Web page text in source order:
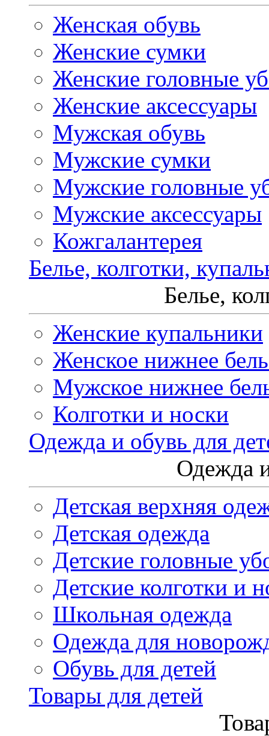
Женская обувь
Женские сумки
Женские головные
Женские аксессуары
Мужская обувь
Мужские сумки
Мужские головные
Мужские аксессуары
Кожгалантерея
Белье, колготки,
Белье,
Женские купальники
Женское нижнее
Мужское нижнее
Колготки и носки
Одежда и обувь для
Одежда
Детская верхняя
Детская одежда
Детские головные
Детские колготки и
Школьная одежда
Одежда для
Обувь для детей
Товары для детей